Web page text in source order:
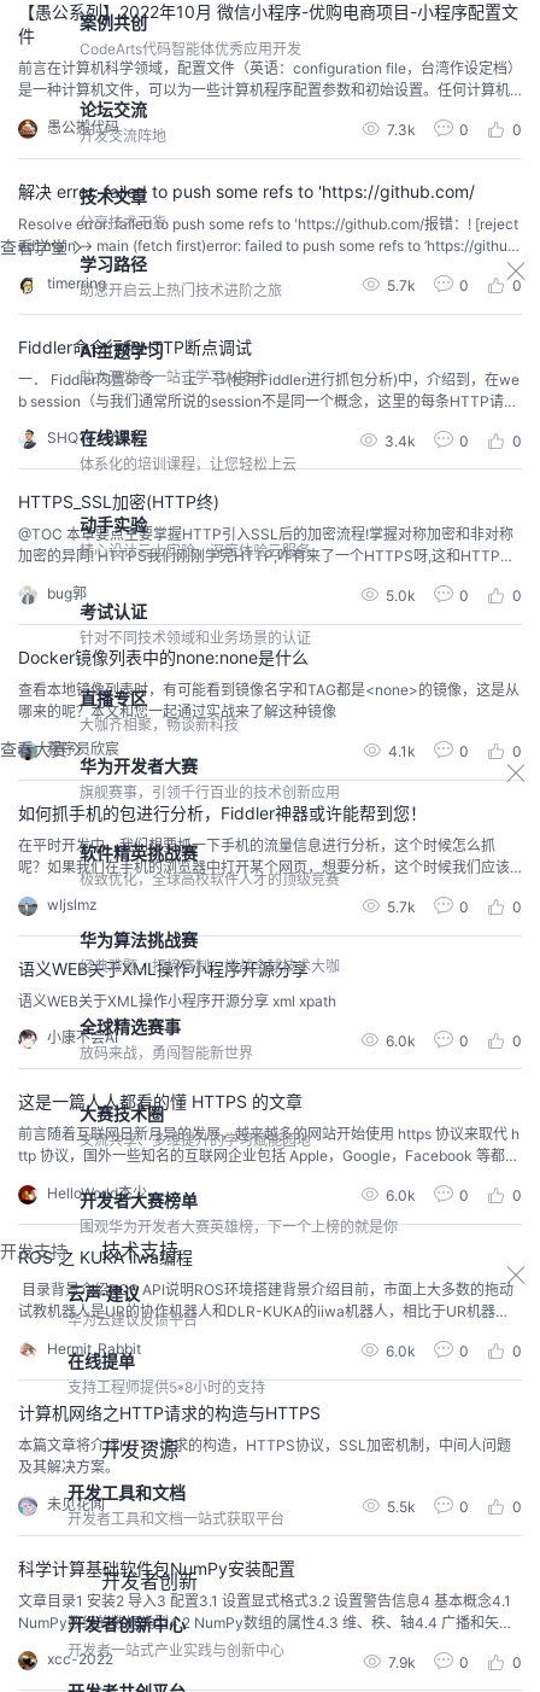
案例共创
CodeArts代码智能体优秀应用开发
论坛交流
开发交流阵地
技术文章
分享技术干货
查看学堂
学习路径
助您开启云上热门技术进阶之旅
AI主题学习
助力开发者一站式学习AI技术
在线课程
体系化的培训课程，让您轻松上云
动手实验
精心设计云上实验，深度体验云服务
考试认证
针对不同技术领域和业务场景的认证
直播专区
大咖齐相聚，畅谈新科技
查看大赛
华为开发者大赛
旗舰赛事，引领千行百业的技术创新应用
软件精英挑战赛
极致优化，全球高校软件人才的顶级竞赛
华为算法挑战赛
经典难题，打榜赛制，挑战全球技术大咖
全球精选赛事
放码来战，勇闯智能新世界
大赛技术圈
交流共享、多维提升的学习赋能园地
开发者大赛榜单
围观华为开发者大赛英雄榜，下一个上榜的就是你
开发支持 技术支持
云声·建议
华为云建议反馈平台
在线提单
支持工程师提供5*8小时的支持
开发资源
开发工具和文档
开发者工具和文档一站式获取平台
开发者创新
开发者创新中心
开发者一站式产业实践与创新中心
【愚公系列】2022年10月 微信小程序-优购电商项目-小程序配置文
件
前言在计算机科学领域，配置文件（英语：configuration file，台湾作设定档）
是一种计算机文件，可以为一些计算机程序配置参数和初始设置。任何计算机
编程语言都有自己的配置文件，小程序也不例外，小程序配置文件主要是JSON
形式存在，最主要的配置文件有两种app.json和page.json 一、小程序配置文件
⼀个⼩程序应⽤程序会包括最基本的两种配置⽂件。⼀种是全局的 app.jso...
愚公搬代码 7.3k 0 0
解决 error: failed to push some refs to 'https://github.com/
Resolve error: failed to push some refs to 'https://github.com/报错：! [reject
ed] main -> main (fetch first)error: failed to push some refs to ‘https://githu
b.com/XXX.git’原因：远程库和本地库不一致。通常出现在初始...
timerring
5.7k 0 0
Fiddler命令行和HTTP断点调试
一． Fiddler内置命令 上一节(使用Fiddler进行抓包分析)中，介绍到，在we
b session（与我们通常所说的session不是同一个概念，这里的每条HTTP请求
加方便的管理所有的session, Fiddler提供了一系列内置的函数用于筛选和操作
这些session(习惯命令行操作Lin...
SHQ1874009 3.4k 0 0
HTTPS_SSL加密(HTTP终)
@TOC 本章要点主要掌握HTTP引入SSL后的加密流程!掌握对称加密和非对称
加密的异同! HTTPS我们刚刚学完HTTP,咋有来了一个HTTPS呀,这和HTTP有
用,我们来看看 HTTP存在的问题!当我们客户端用户要下载一个天天动听app时,
因为我们网络传输数据要经过很多中间设备,其中就肯定要经过运营商设备,毕竟
bug郭 5.0k 0 0
Docker镜像列表中的none:none是什么
查看本地镜像列表时，有可能看到镜像名字和TAG都是<none>的镜像，这是从
哪来的呢？本文和您一起通过实战来了解这种镜像
程序员欣宸 4.1k 0 0
如何抓手机的包进行分析，Fiddler神器或许能帮到您！
在平时开发中，我们想要抓一下手机的流量信息进行分析，这个时候怎么抓
呢？如果我们在手机的浏览器中打开某个网页，想要分析，这个时候我们应该
怎么做？今天瑞哥给大家介绍一款神器Fiddler，并且会教大家如何用Fiddler设
置代理抓取手机的http报文。让我们直接开始吧！ 什么是Fiddler？Fiddler是一
个 Web 调试代理工具，可以捕获 HTTP(S) 流量。只能在 Windows 上运...
wljslmz 5.7k 0 0
语义WEB关于XML操作小程序开源分享
语义WEB关于XML操作小程序开源分享 xml xpath
小康不会AI 6.0k 0 0
这是一篇人人都看的懂 HTTPS 的文章
前言随着互联网日新月异的发展，越来越多的网站开始使用 https 协议来取代 h
ttp 协议，国外一些知名的互联网企业包括 Apple，Google，Facebook 等都已
出历史舞台。如果人问你为什么要用 https 协议取代 http 协议呢？最简单的回
答当然是保证网络数据传输安全，但是我们作为一名...
HelloWorld杰少 6.0k 0 0
ROS 之 KUKA iiwa编程
​ 目录背景介绍ROS API说明ROS环境搭建背景介绍目前，市面上大多数的拖动
试教机器人是UR的协作机器人和DLR-KUKA的iiwa机器人，相比于UR机器
编码器的方式，分别测量电机角度和连杆角度。而iiwa机器人在每个关节上还
加入了一个单轴力矩传感器（一般位于减速器输出端与末端连杆间），用于测
量每个关节的输出力矩...
Hermit_Rabbit 6.0k 0 0
计算机网络之HTTP请求的构造与HTTPS
本篇文章将介绍HTTP请求的构造，HTTPS协议，SSL加密机制，中间人问题
及其解决方案。
未见花闻 5.5k 0 0
科学计算基础软件包NumPy安装配置
文章目录1 安装2 导入3 配置3.1 设置显式格式3.2 设置警告信息4 基本概念4.1
NumPy数组的数据类型4.2 NumPy数组的属性4.3 维、秩、轴4.4 广播和矢量
化1 安装NumPy不依赖于任何其他Python包，安装NumPy的唯一先决条件是P
ython本身， 因此NumPy的安装非常简单，可以使用pip、conda、macOS和L
inux上的包管理器来安装，还可以从源代...
xcc-2022 7.9k 0 0